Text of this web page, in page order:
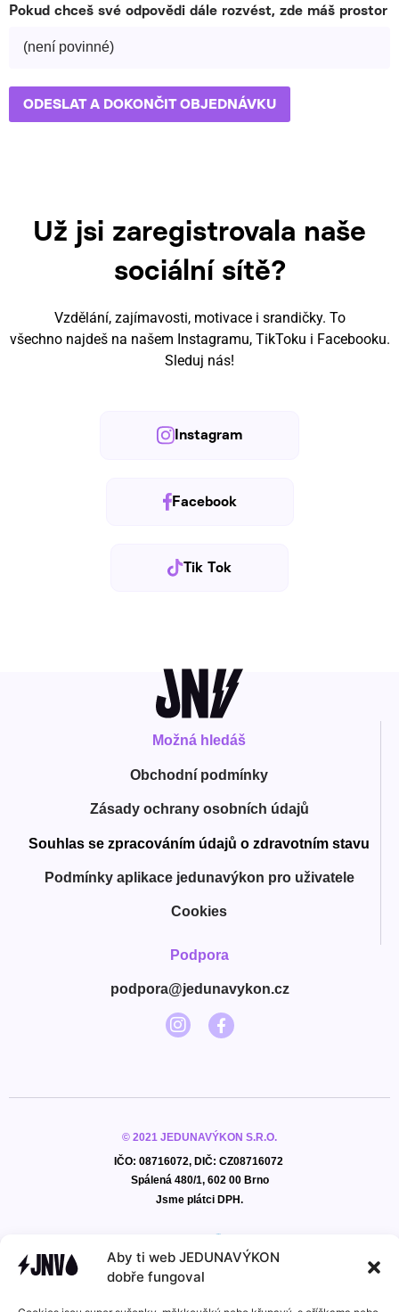
Aby ti web JEDUNAVÝKON
dobře fungoval
Pokud chceš své odpovědi dále rozvést, zde máš prostor
ODESLAT A DOKONČIT OBJEDNÁVKU
Už jsi zaregistrovala naše
sociální sítě?
Vzdělání, zajímavosti, motivace i srandičky. To
všechno najdeš na našem Instagramu, TikToku i Facebooku.
Sleduj nás!
Instagram
Facebook
Tik Tok
Možná hledáš
Obchodní podmínky
Zásady ochrany osobních údajů
Souhlas se zpracováním údajů o zdravotním stavu
Podmínky aplikace jedunavýkon pro uživatele
Cookies
Podpora
podpora@jedunavykon.cz
© 2021 JEDUNAVÝKON S.R.O.
IČO: 08716072, DIČ: CZ08716072
Spálená 480/1, 602 00 Brno
Jsme plátci DPH.